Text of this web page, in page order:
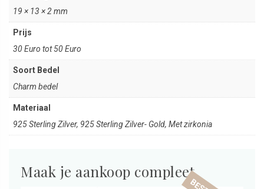
19 × 13 × 2 mm
Prijs
30 Euro tot 50 Euro
Soort Bedel
Charm bedel
Materiaal
925 Sterling Zilver, 925 Sterling Zilver- Gold, Met zirkonia
Maak je aankoop compleet